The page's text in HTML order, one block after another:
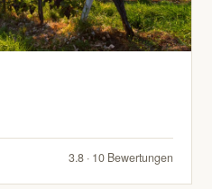
3.8 · 10 Bewertungen